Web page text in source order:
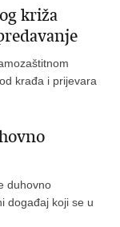
križa
krađa i prijevara
duhovno
događaj koji se u